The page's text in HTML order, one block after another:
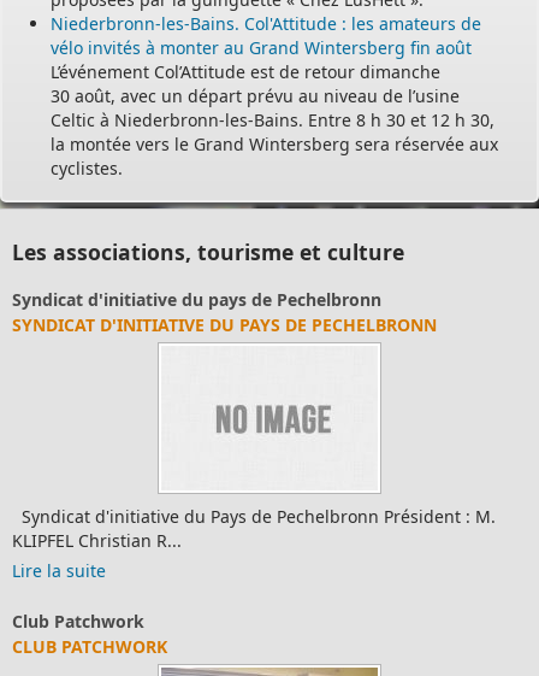
Niederbronn-les-Bains. Col'Attitude : les amateurs de
vélo invités à monter au Grand Wintersberg fin août
L’événement Col’Attitude est de retour dimanche
30 août, avec un départ prévu au niveau de l’usine
Celtic à Niederbronn-les-Bains. Entre 8 h 30 et 12 h 30,
la montée vers le Grand Wintersberg sera réservée aux
cyclistes.
Les associations, tourisme et culture
Syndicat d'initiative du pays de Pechelbronn
SYNDICAT D'INITIATIVE DU PAYS DE PECHELBRONN
Syndicat d'initiative du Pays de Pechelbronn Président : M.
KLIPFEL Christian R...
Lire la suite
Club Patchwork
CLUB PATCHWORK